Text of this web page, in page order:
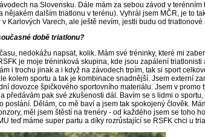
na Slovensku. Dále mám za sebou závod v terénním
nějakém dalším triatlonu v terénu). Vyhrál jsem MČR, je to
Karlových Varech, ale ještě nevím, jestli budu od
době triatlonu?
nedokážu napsat, kolik. Mám své tréninky, které mi
je moje tréninková skupina, kde jsou zapálení
i trochu jinak a i když na závodech trpím, tak si sport
kolem sportu a tak je kombinace snadnější. Jsem externí
dovozce špičkového sportovního materiálu. Jsem v promo
předávám pak své zkušenosti dál. Bavím se s lidmi o
poslání. Dělám, co mě baví a jsem tak spokojený člověk.
měl jsem štěstí na trenéry - od každého jsem se toho
teď máme super partu a díky rozrůstající se RSFK chci u